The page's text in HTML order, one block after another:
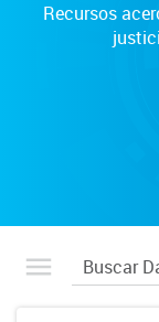
Recursos